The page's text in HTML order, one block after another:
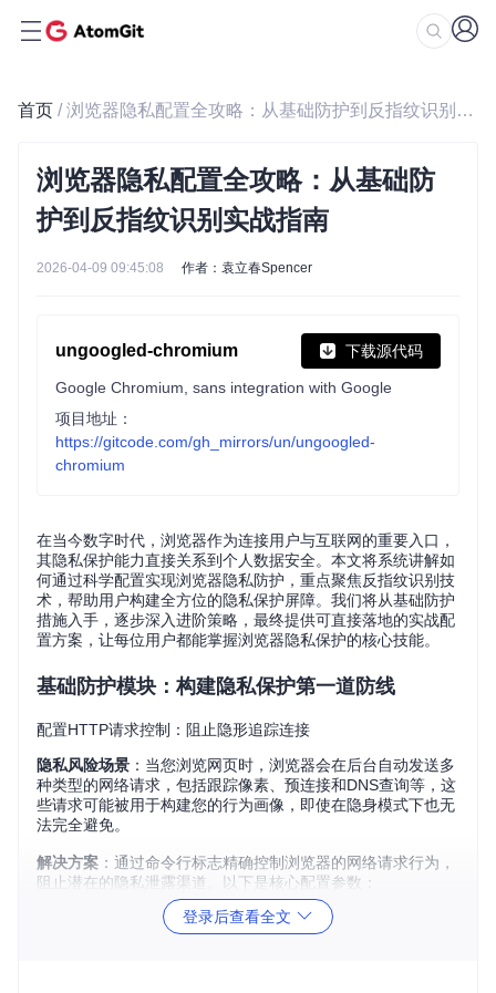
首页 / 浏览器隐私配置全攻略：从基础防护到反指纹识别实战指南
浏览器隐私配置全攻略：从基础防
护到反指纹识别实战指南
2026-04-09 09:45:08 作者：袁立春Spencer
ungoogled-chromium 下载源代码
Google Chromium, sans integration with Google
项目地址：
https://gitcode.com/gh_mirrors/un/ungoogled-
chromium
在当今数字时代，浏览器作为连接用户与互联网的重要入口，
其隐私保护能力直接关系到个人数据安全。本文将系统讲解如
何通过科学配置实现浏览器隐私防护，重点聚焦反指纹识别技
术，帮助用户构建全方位的隐私保护屏障。我们将从基础防护
措施入手，逐步深入进阶策略，最终提供可直接落地的实战配
置方案，让每位用户都能掌握浏览器隐私保护的核心技能。
基础防护模块：构建隐私保护第一道防线
配置HTTP请求控制：阻止隐形追踪连接
隐私风险场景 ：当您浏览网页时，浏览器会在后台自动发送多
种类型的网络请求，包括跟踪像素、预连接和DNS查询等，这
些请求可能被用于构建您的行为画像，即使在隐身模式下也无
法完全避免。
解决方案 ：通过命令行标志精确控制浏览器的网络请求行为，
阻止潜在的隐私泄露渠道。以下是核心配置参数：
功能描述
登录后查看全文